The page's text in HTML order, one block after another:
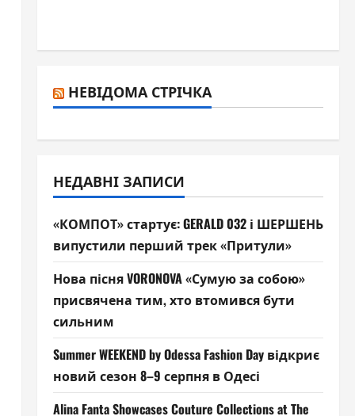
НЕВІДОМА СТРІЧКА
НЕДАВНІ ЗАПИСИ
«КОМПОТ» стартує: GERALD 032 і ШЕРШЕНЬ
випустили перший трек «Притули»
Нова пісня VORONOVA «Сумую за собою»
присвячена тим, хто втомився бути
сильним
Summer WEEKEND by Odessa Fashion Day відкриє
новий сезон 8–9 серпня в Одесі
Alina Fanta Showcases Couture Collections at The